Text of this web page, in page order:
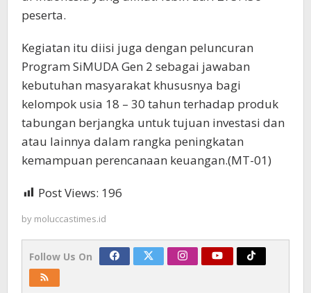
peserta.
Kegiatan itu diisi juga dengan peluncuran
Program SiMUDA Gen 2 sebagai jawaban
kebutuhan masyarakat khususnya bagi
kelompok usia 18 – 30 tahun terhadap produk
tabungan berjangka untuk tujuan investasi dan
atau lainnya dalam rangka peningkatan
kemampuan perencanaan keuangan.(MT-01)
Post Views: 196
by moluccastimes.id
Follow Us On